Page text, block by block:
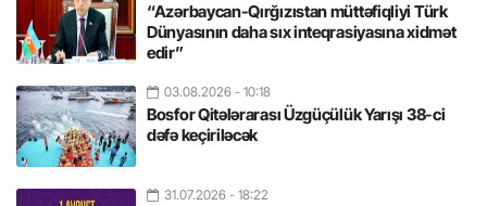
“Azərbaycan-Qırğızıstan müttəfiqliyi Türk
Dünyasının daha sıx inteqrasiyasına xidmət
edir”
03.08.2026 - 10:18
Bosfor Qitələrarası Üzgüçülük Yarışı 38-ci
dəfə keçiriləcək
31.07.2026 - 18:22